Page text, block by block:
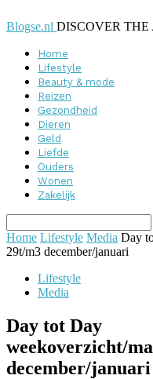
Blogse.nl DISCOVER THE
Home
Lifestyle
Beauty & mode
Reizen
Gezondheid
Dieren
Geld
Liefde
Ouders
Wonen
Zakelijk
Home Lifestyle Media Day
29t/m3 december/januari
Lifestyle
Media
Day tot Day
weekoverzicht/
december/januari